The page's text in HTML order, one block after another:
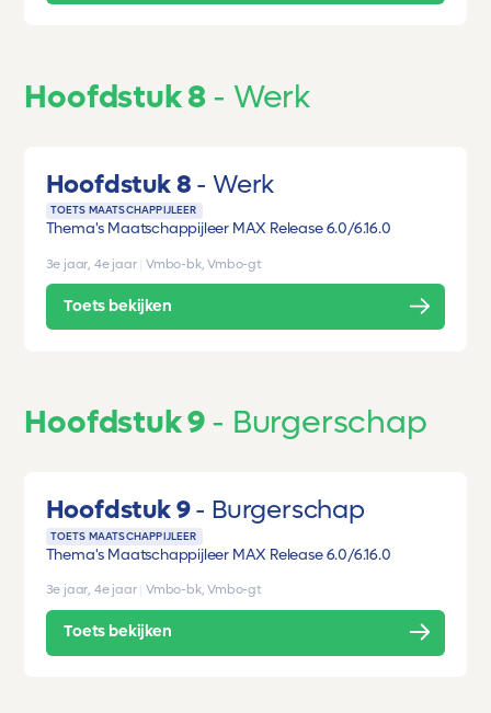
Hoofdstuk 8 Werk
Hoofdstuk 8 Werk
TOETS MAATSCHAPPIJLEER
Thema's Maatschappijleer MAX Release 6.0/6.16.0
3e jaar, 4e jaar Vmbo-bk, Vmbo-gt
Toets bekijken
Hoofdstuk 9 Burgerschap
Hoofdstuk 9 Burgerschap
TOETS MAATSCHAPPIJLEER
Thema's Maatschappijleer MAX Release 6.0/6.16.0
3e jaar, 4e jaar Vmbo-bk, Vmbo-gt
Toets bekijken